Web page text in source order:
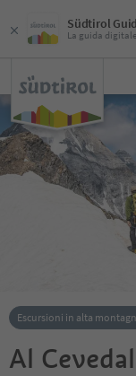
Südtirol
La guida
Escursioni in alta
Al